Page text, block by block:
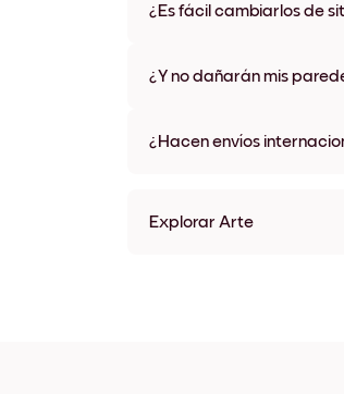
algunos países. Te
¿Es fácil cambiarlos de
¿Y no dañarán mis
¿Hacen envíos
Explorar Arte